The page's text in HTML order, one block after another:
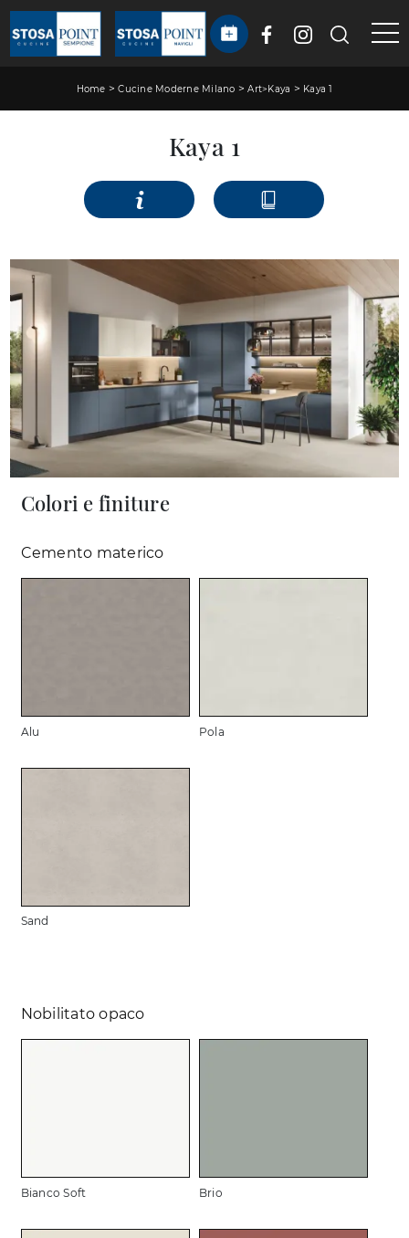
Home >Cucine Moderne Milano >Art>Kaya > Kaya 1
Kaya 1
Colori e finiture
Cemento materico
Alu Pola
Sand
Nobilitato opaco
Bianco Soft Brio